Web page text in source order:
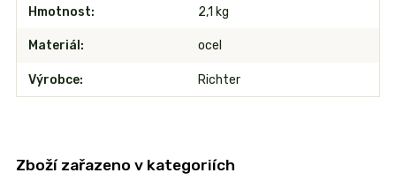
Hmotnost 2,1 kg
Materiál ocel
Výrobce Richter
Zboží zařazeno v kategoriích